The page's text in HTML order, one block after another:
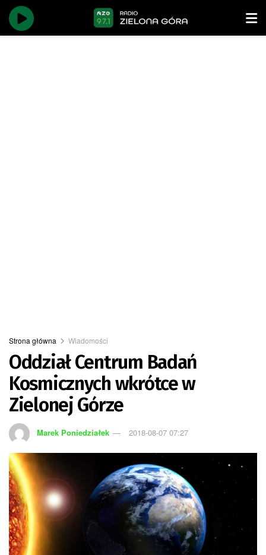
Strona główna Wiadomości
Oddział Centrum Badań
Kosmicznych wkrótce w
Zielonej Górze
Marek Poniedziałek 2018-08-07 07:27